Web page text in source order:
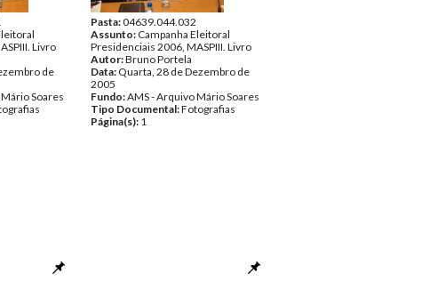
Livro
de
Soares
Pasta:04639.044.032
Assunto: Campanha Eleitoral
Presidenciais 2006, MASPIII. Livro
Autor:Bruno Portela
Data: Quarta, 28 de Dezembro de
2005
Fundo:AMS - Arquivo Mário Soares
Tipo Documental:Fotografias
Página(s): 1